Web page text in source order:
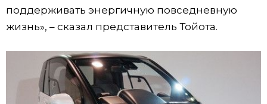
От редакции
поддерживать энергичную повседневную
жизнь», – сказал представитель Тойота.